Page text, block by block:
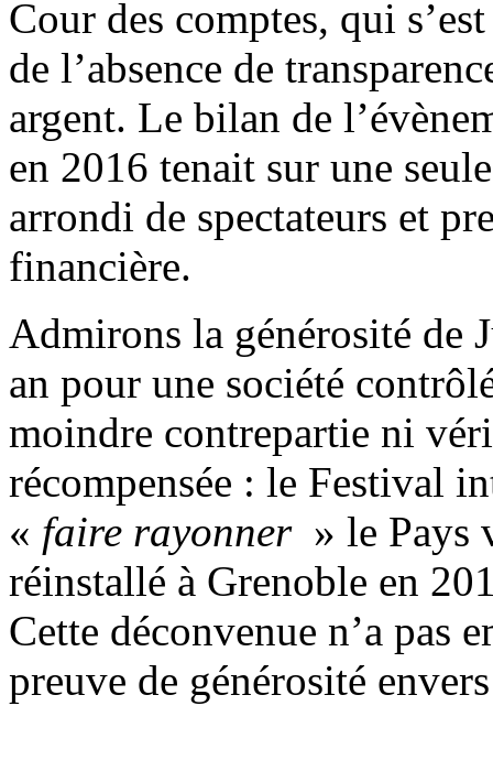
Cour des comptes, qui
de l’absence de
argent. Le bilan de
en 2016 tenait sur une
arrondi de spectateurs et
financière.
Admirons la générosité de
an pour une société
moindre contrepartie ni
récompensée : le Festival
« faire rayonner » le Pays
réinstallé à Grenoble en
Cette déconvenue n’a pas
preuve de générosité